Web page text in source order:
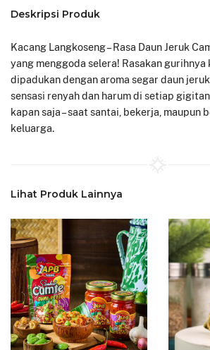
Deskripsi Produk
Kacang Langkoseng – Rasa Daun Jeruk
yang menggoda selera! Rasakan
dipadukan dengan aroma segar daun
sensasi renyah dan harum di setiap
kapan saja – saat santai, bekerja, maupun
keluarga.
Lihat Produk Lainnya